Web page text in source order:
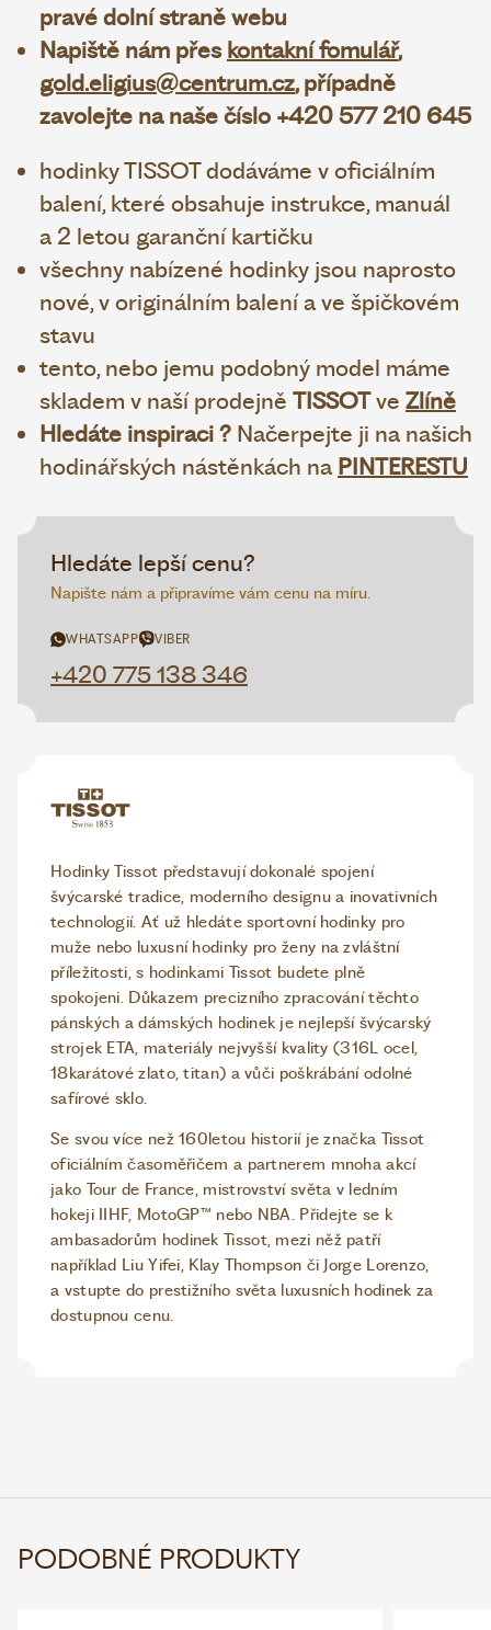
pravé dolní straně webu
Napiště nám přes kontakní fomulář,
gold.eligius@centrum.cz, případně
zavolejte na naše číslo +420 577 210 645
hodinky TISSOT dodáváme v oficiálním
balení, které obsahuje instrukce, manuál
a 2 letou garanční kartičku
všechny nabízené hodinky jsou naprosto
nové, v originálním balení a ve špičkovém
stavu
tento, nebo jemu podobný model máme
skladem v naší prodejně TISSOTve Zlíně
Hledáte inspiraci ? Načerpejte ji na našich
hodinářských nástěnkách na PINTERESTU
Hledáte lepší cenu?
Napište nám a připravíme vám cenu na míru.
WHATSAPP VIBER
+420 775 138 346
Hodinky Tissot představují dokonalé spojení
švýcarské tradice, moderního designu a inovativních
technologií. Ať už hledáte sportovní hodinky pro
muže nebo luxusní hodinky pro ženy na zvláštní
příležitosti, s hodinkami Tissot budete plně
spokojeni. Důkazem precizního zpracování těchto
pánských a dámských hodinek je nejlepší švýcarský
strojek ETA, materiály nejvyšší kvality (316L ocel,
18karátové zlato, titan) a vůči poškrábání odolné
safírové sklo.
Se svou více než 160letou historií je značka Tissot
oficiálním časoměřičem a partnerem mnoha akcí
jako Tour de France, mistrovství světa v ledním
hokeji IIHF, MotoGP™ nebo NBA. Přidejte se k
ambasadorům hodinek Tissot, mezi něž patří
například Liu Yifei, Klay Thompson či Jorge Lorenzo,
a vstupte do prestižního světa luxusních hodinek za
dostupnou cenu.
PODOBNÉ PRODUKTY